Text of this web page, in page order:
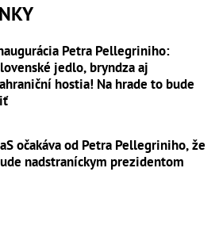
Petra Pellegriniho:
jedlo, bryndza aj
hostia! Na hrade to bude
očakáva od Petra Pellegriniho, že
nadstraníckym prezidentom